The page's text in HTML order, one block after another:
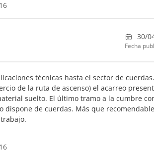
30/
Fecha
técnicas hasta el sector de
de la ruta de ascenso) el acarreo
suelto. El último tramo a la cumbre
dispone de cuerdas. Más que